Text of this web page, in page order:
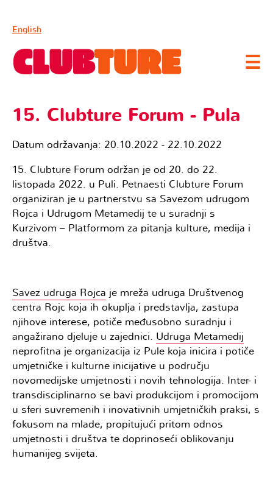
English
☰
15. Clubture Forum - Pula
Datum održavanja: 20.10.2022 - 22.10.2022
15. Clubture Forum održan je od 20. do 22.
listopada 2022. u Puli. Petnaesti Clubture Forum
organiziran je u partnerstvu sa Savezom udrugom
Rojca i Udrugom Metamedij te u suradnji s
Kurzivom – Platformom za pitanja kulture, medija i
društva.
Savez udruga Rojca je mreža udruga Društvenog
centra Rojc koja ih okuplja i predstavlja, zastupa
njihove interese, potiče međusobno suradnju i
angažirano djeluje u zajednici. Udruga Metamedij
neprofitna je organizacija iz Pule koja inicira i potiče
umjetničke i kulturne inicijative u području
novomedijske umjetnosti i novih tehnologija. Inter- i
transdisciplinarno se bavi produkcijom i promocijom
u sferi suvremenih i inovativnih umjetničkih praksi, s
fokusom na mlade, propitujući pritom odnos
umjetnosti i društva te doprinoseći oblikovanju
humanijeg svijeta.